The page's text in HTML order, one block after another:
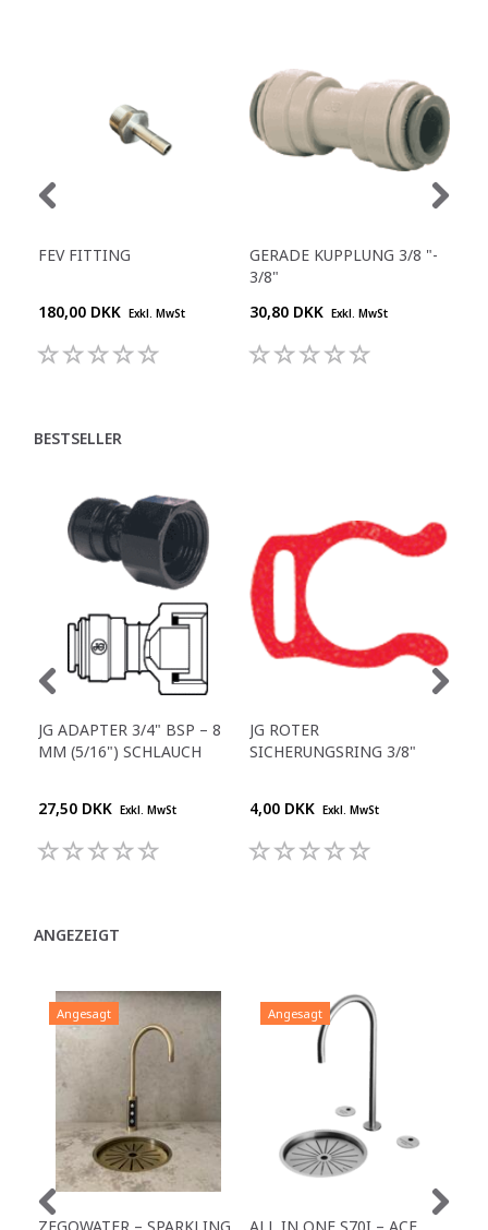
FEV FITTING
180,00 DKK Exkl. MwSt
GERADE KUPPLUNG 3/8 "-
3/8"
30,80 DKK Exkl. MwSt
BESTSELLER
JG ADAPTER 3/4" BSP – 8
MM (5/16") SCHLAUCH
27,50 DKK Exkl. MwSt
JG ROTER
SICHERUNGSRING 3/8"
4,00 DKK Exkl. MwSt
ANGEZEIGT
Angesagt
ZEGOWATER – SPARKLING
Angesagt
ALL IN ONE S70I – ACE